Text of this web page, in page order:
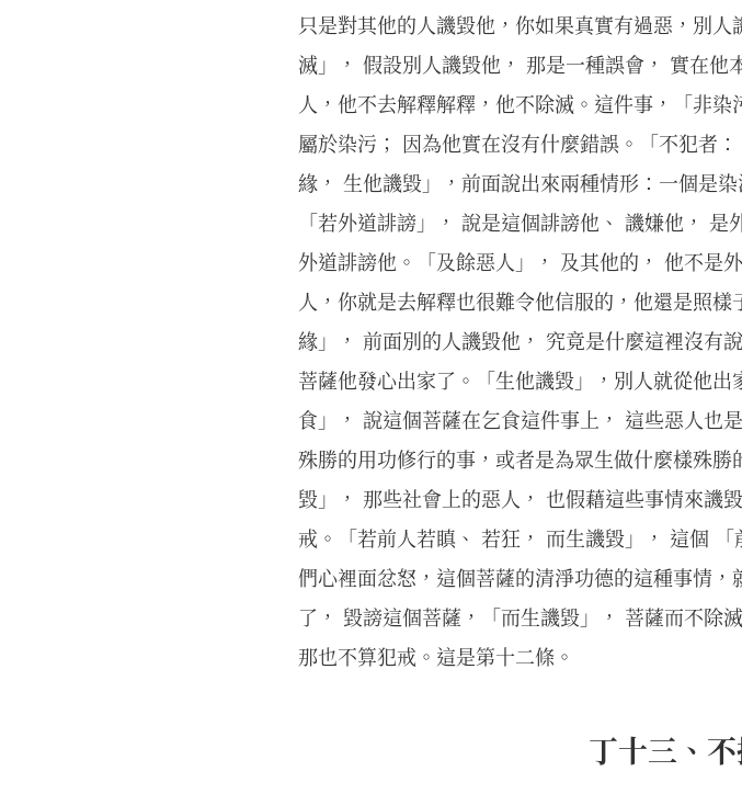
只是對其他的人譏毀他，你如果真實有過惡，別
滅」， 假設別人譏毀他， 那是一種誤會， 實在
人，他不去解釋解釋，他不除滅。這件事，「非
屬於染污； 因為他實在沒有什麼錯誤。「不犯者
緣， 生他譏毀」，前面說出來兩種情形：一個是
「若外道誹謗」， 說是這個誹謗他、 譏嫌他，
外道誹謗他。「及餘惡人」， 及其他的， 他不是
人，你就是去解釋也很難令他信服的，他還是照
緣」， 前面別的人譏毀他， 究竟是什麼這裡沒有
菩薩他發心出家了。「生他譏毀」，別人就從他
食」， 說這個菩薩在乞食這件事上， 這些惡人也
殊勝的用功修行的事，或者是為眾生做什麼樣殊
毀」， 那些社會上的惡人， 也假藉這些事情來譏
戒。「若前人若瞋、 若狂， 而生譏毀」， 這個
們心裡面忿怒，這個菩薩的清淨功德的這種事情
了， 毀謗這個菩薩，「而生譏毀」， 菩薩而不除
那也不算犯戒。這是第十二條。
丁十三、